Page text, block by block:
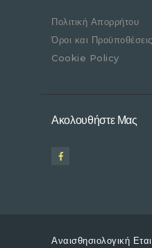
Πολιτική Απορρήτου
Όροι και Προϋποθέσεις
Cookie Policy
Ακολουθήστε Μας
Αναισθησιολογική